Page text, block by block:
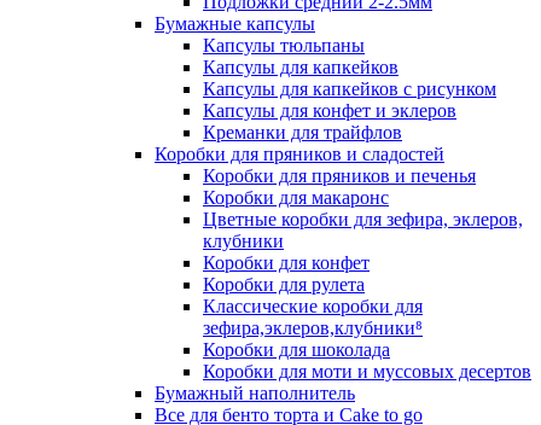
Бумажные капсулы
Капсулы тюльпаны
Капсулы для капкейков
Капсулы для капкейков с рисунком
Капсулы для конфет и эклеров
Креманки для трайфлов
Коробки для пряников и сладостей
Коробки для пряников и печенья
Коробки для макаронс
Цветные коробки для зефира, эклеров,
клубники
Коробки для конфет
Коробки для рулета
Классические коробки для
зефира,эклеров,клубники⁸
Коробки для шоколада
Коробки для моти и муссовых десертов
Бумажный наполнитель
Все для бенто торта и Cake to go